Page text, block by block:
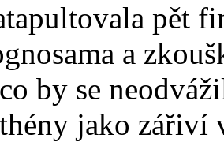
pět
a
by se
jako zářiví